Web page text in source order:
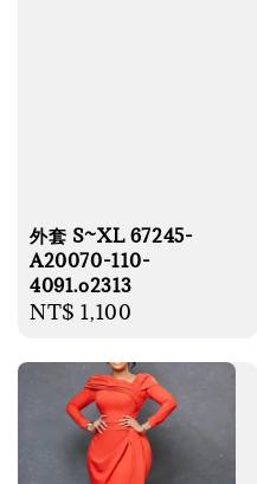
外套 S~XL 67245-
A20070-110-
4091.o2313
Regular
NT$ 1,100